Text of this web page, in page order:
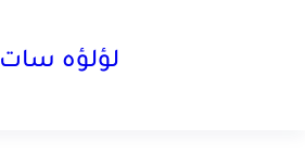
لؤلؤه سات